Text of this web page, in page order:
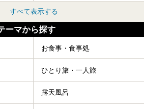
すべて表示する
ーマから探す
お食事・食事処
ひとり旅・一人旅
露天風呂